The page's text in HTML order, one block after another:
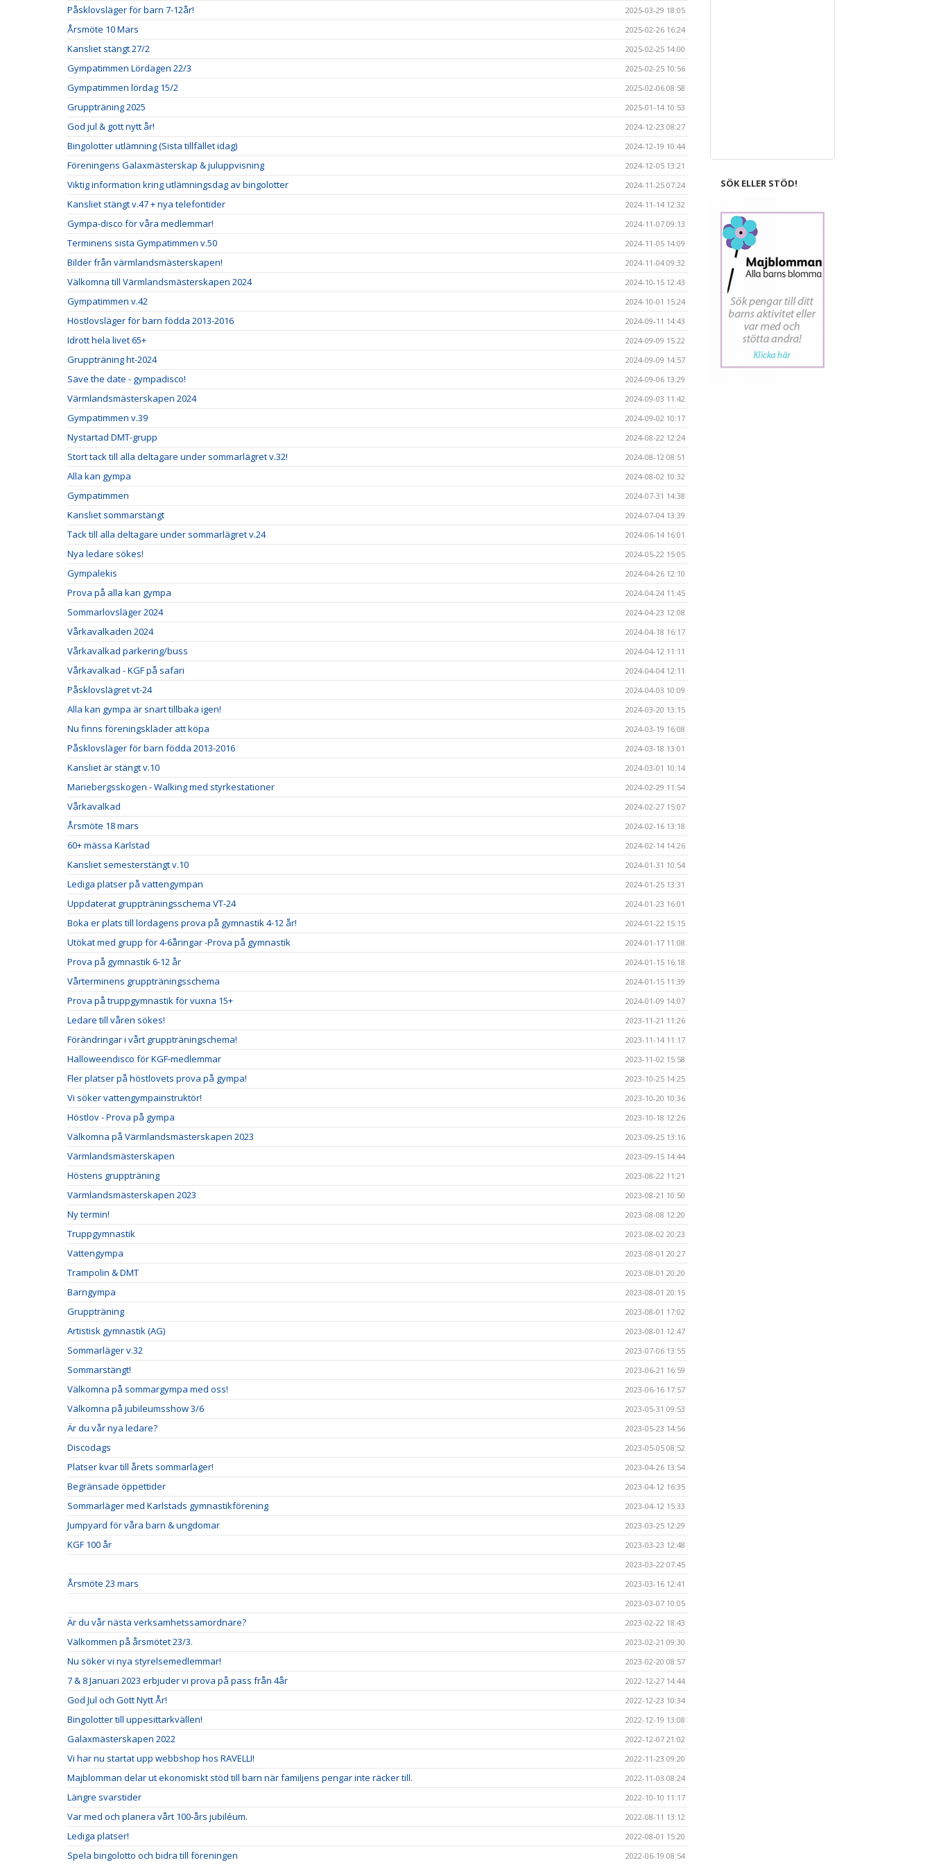
Påsklovsläger för barn 7-12år! 2025-03-29 18:05
Årsmöte 10 Mars 2025-02-26 16:24
Kansliet stängt 27/2 2025-02-25 14:00
Gympatimmen Lördagen 22/3 2025-02-25 10:56
Gympatimmen lördag 15/2 2025-02-06 08:58
Gruppträning 2025 2025-01-14 10:53
God jul & gott nytt år! 2024-12-23 08:27
Bingolotter utlämning (Sista tillfället idag) 2024-12-19 10:44
Föreningens Galaxmästerskap & juluppvisning 2024-12-05 13:21
Viktig information kring utlämningsdag av bingolotter 2024-11-25 07:24
Kansliet stängt v.47 + nya telefontider 2024-11-14 12:32
Gympa-disco för våra medlemmar! 2024-11-07 09:13
Terminens sista Gympatimmen v.50 2024-11-05 14:09
Bilder från värmlandsmästerskapen! 2024-11-04 09:32
Välkomna till Värmlandsmästerskapen 2024 2024-10-15 12:43
Gympatimmen v.42 2024-10-01 15:24
Höstlovsläger för barn födda 2013-2016 2024-09-11 14:43
Idrott hela livet 65+ 2024-09-09 15:22
Gruppträning ht-2024 2024-09-09 14:57
Save the date - gympadisco! 2024-09-06 13:29
Värmlandsmästerskapen 2024 2024-09-03 11:42
Gympatimmen v.39 2024-09-02 10:17
Nystartad DMT-grupp 2024-08-22 12:24
Stort tack till alla deltagare under sommarlägret v.32! 2024-08-12 08:51
Alla kan gympa 2024-08-02 10:32
Gympatimmen 2024-07-31 14:38
Kansliet sommarstängt 2024-07-04 13:39
Tack till alla deltagare under sommarlägret v.24 2024-06-14 16:01
Nya ledare sökes! 2024-05-22 15:05
Gympalekis 2024-04-26 12:10
Prova på alla kan gympa 2024-04-24 11:45
Sommarlovsläger 2024 2024-04-23 12:08
Vårkavalkaden 2024 2024-04-18 16:17
Vårkavalkad parkering/buss 2024-04-12 11:11
Vårkavalkad - KGF på safari 2024-04-04 12:11
Påsklovslägret vt-24 2024-04-03 10:09
Alla kan gympa är snart tillbaka igen! 2024-03-20 13:15
Nu finns föreningskläder att köpa 2024-03-19 16:08
Påsklovsläger för barn födda 2013-2016 2024-03-18 13:01
Kansliet är stängt v.10 2024-03-01 10:14
Mariebergsskogen - Walking med styrkestationer 2024-02-29 11:54
Vårkavalkad 2024-02-27 15:07
Årsmöte 18 mars 2024-02-16 13:18
60+ mässa Karlstad 2024-02-14 14:26
Kansliet semesterstängt v.10 2024-01-31 10:54
Lediga platser på vattengympan 2024-01-25 13:31
Uppdaterat gruppträningsschema VT-24 2024-01-23 16:01
Boka er plats till lördagens prova på gymnastik 4-12 år! 2024-01-22 15:15
Utökat med grupp för 4-6åringar -Prova på gymnastik 2024-01-17 11:08
Prova på gymnastik 6-12 år 2024-01-15 16:18
Vårterminens gruppträningsschema 2024-01-15 11:39
Prova på truppgymnastik för vuxna 15+ 2024-01-09 14:07
Ledare till våren sökes! 2023-11-21 11:26
Förändringar i vårt gruppträningschema! 2023-11-14 11:17
Halloweendisco för KGF-medlemmar 2023-11-02 15:58
Fler platser på höstlovets prova på gympa! 2023-10-25 14:25
Vi söker vattengympainstruktör! 2023-10-20 10:36
Höstlov - Prova på gympa 2023-10-18 12:26
Välkomna på Värmlandsmästerskapen 2023 2023-09-25 13:16
Värmlandsmästerskapen 2023-09-15 14:44
Höstens gruppträning 2023-08-22 11:21
Värmlandsmästerskapen 2023 2023-08-21 10:50
Ny termin! 2023-08-08 12:20
Truppgymnastik 2023-08-02 20:23
Vattengympa 2023-08-01 20:27
Trampolin & DMT 2023-08-01 20:20
Barngympa 2023-08-01 20:15
Gruppträning 2023-08-01 17:02
Artistisk gymnastik (AG) 2023-08-01 12:47
Sommarläger v.32 2023-07-06 13:55
Sommarstängt! 2023-06-21 16:59
Välkomna på sommargympa med oss! 2023-06-16 17:57
Välkomna på jubileumsshow 3/6 2023-05-31 09:53
Är du vår nya ledare? 2023-05-23 14:56
Discodags 2023-05-05 08:52
Platser kvar till årets sommarläger! 2023-04-26 13:54
Begränsade öppettider 2023-04-12 16:35
Sommarläger med Karlstads gymnastikförening 2023-04-12 15:33
Jumpyard för våra barn & ungdomar 2023-03-25 12:29
KGF 100 år
2023-03-23 12:48
2023-03-22 07:45
Årsmöte 23 mars
2023-03-16 12:41
2023-03-07 10:05
Är du vår nästa verksamhetssamordnare? 2023-02-22 18:43
Välkommen på årsmötet 23/3. 2023-02-21 09:30
Nu söker vi nya styrelsemedlemmar! 2023-02-20 08:57
7 & 8 Januari 2023 erbjuder vi prova på pass från 4år 2022-12-27 14:44
God Jul och Gott Nytt År! 2022-12-23 10:34
Bingolotter till uppesittarkvällen! 2022-12-19 13:08
Galaxmästerskapen 2022 2022-12-07 21:02
Vi har nu startat upp webbshop hos RAVELLI! 2022-11-23 09:20
Majblomman delar ut ekonomiskt stöd till barn när familjens pengar inte räcker till. 2022-11-03 08:24
Längre svarstider 2022-10-10 11:17
Var med och planera vårt 100-års jubiléum. 2022-08-11 13:12
Lediga platser! 2022-08-01 15:20
Spela bingolotto och bidra till föreningen 2022-06-19 08:54
SÖK ELLER STÖD!